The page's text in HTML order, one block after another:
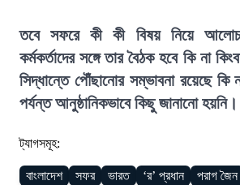
তবে সফরে কী কী বিষয় নিয়ে
কর্মকর্তাদের সঙ্গে তার বৈঠক হবে কি না
সিদ্ধান্তে পৌঁছানোর সম্ভাবনা রয়েছে
পর্যন্ত আনুষ্ঠানিকভাবে কিছু জানানো হয়নি।
ট্যাগসমূহ:
বাংলাদেশ সফর ভারত ‘র’ প্রধান পরাগ জৈন